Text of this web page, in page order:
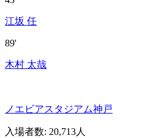
江坂 任
89'
木村 太哉
ノエビアスタジアム神戸
入場者数: 20,713人